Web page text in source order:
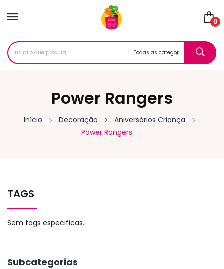
0
Power Rangers
Início Decoração
Aniversários Criança
Power Rangers
TAGS
Sem tags especificas.
Subcategorias